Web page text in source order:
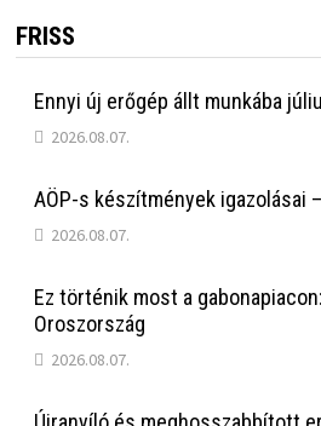
FRISS
Ennyi új erőgép állt munkába
2026.08.07.
AÖP-s készítmények igazolásai
2026.08.07.
Ez történik most a gabonapiacon:
Oroszország
2026.08.07.